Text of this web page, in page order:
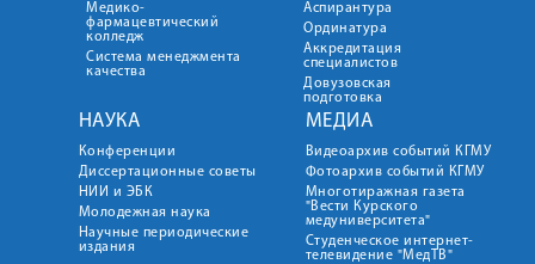
Медико-
фармацевтический
колледж
Система менеджмента
качества
Аспирантура
Ординатура
Аккредитация
специалистов
Довузовская
подготовка
НАУКА
Конференции
Диссертационные советы
НИИ и ЭБК
Молодежная наука
Научные периодические
издания
МЕДИА
Видеоархив событий КГМУ
Фотоархив событий КГМУ
Многотиражная газета
"Вести Курского
медуниверситета"
Студенческое интернет-
телевидение "МедТВ"